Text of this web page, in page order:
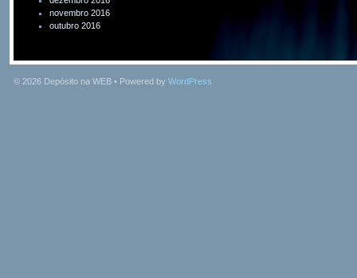
novembro 2016
outubro 2016
© 2026 Depósito na WEB • Powered by WordPress